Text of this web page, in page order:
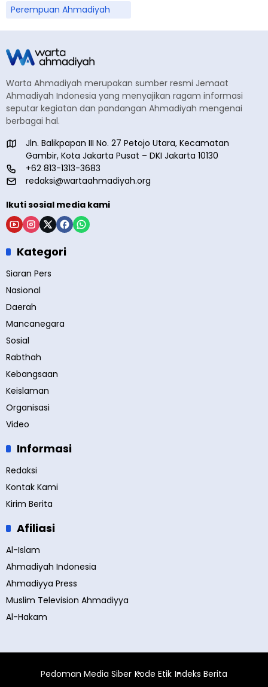
Perempuan Ahmadiyah
Warta Ahmadiyah merupakan sumber resmi Jemaat
Ahmadiyah Indonesia yang menyajikan ragam informasi
seputar kegiatan dan pandangan Ahmadiyah mengenai
berbagai hal.
Jln. Balikpapan III No. 27 Petojo Utara, Kecamatan
Gambir, Kota Jakarta Pusat – DKI Jakarta 10130
+62 813-1313-3683
redaksi@wartaahmadiyah.org
Ikuti sosial media kami
Kategori
Siaran Pers
Nasional
Daerah
Mancanegara
Sosial
Rabthah
Kebangsaan
Keislaman
Organisasi
Video
Informasi
Redaksi
Kontak Kami
Kirim Berita
Afiliasi
Al-Islam
Ahmadiyah Indonesia
Ahmadiyya Press
Muslim Television Ahmadiyya
Al-Hakam
Pedoman Media Siber Kode Etik Indeks Berita